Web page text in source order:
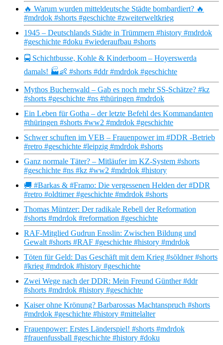
🔥 Warum wurden mitteldeutsche Städte bombardiert? 🔥
#mdrdok #shorts #geschichte #zweiterweltkrieg
1945 – Deutschlands Städte in Trümmern #history #mdrdok
#geschichte #doku #wiederaufbau #shorts
🚍 Schichtbusse, Kohle & Kinderboom – Hoyerswerda
damals! 🏭👶 #shorts #ddr #mdrdok #geschichte
Mythos Buchenwald – Gab es noch mehr SS-Schätze? #kz
#shorts #geschichte #ns #thüringen #mdrdok
Ein Leben für Gotha – der letzte Befehl des Kommandanten
#thüringen #shorts #ww2 #mdrdok #geschichte
Schwer schuften im VEB – Frauenpower im #DDR -Betrieb
#retro #geschichte #leipzig #mdrdok #shorts
Ganz normale Täter? – Mitläufer im KZ-System #shorts
#geschichte #ns #kz #ww2 #mdrdok #history
🚚 #Barkas & #Framo: Die vergessenen Helden der #DDR
#retro #oldtimer #geschichte #mdrdok #shorts
Thomas Müntzer: Der radikale Rebell der Reformation
#shorts #mdrdok #reformation #geschichte
RAF-Mitglied Gudrun Ensslin: Zwischen Bildung und
Gewalt #shorts #RAF #geschichte #history #mdrdok
Töten für Geld: Das Geschäft mit dem Krieg #söldner #shorts
#krieg #mdrdok #history #geschichte
Zwei Wege nach der DDR: Mein Freund Günther #ddr
#shorts #mdrdok #history #geschichte
Kaiser ohne Krönung? Barbarossas Machtanspruch #shorts
#mdrdok #geschichte #history #mittelalter
Frauenpower: Erstes Länderspiel! #shorts #mdrdok
#frauenfussball #geschichte #history #doku